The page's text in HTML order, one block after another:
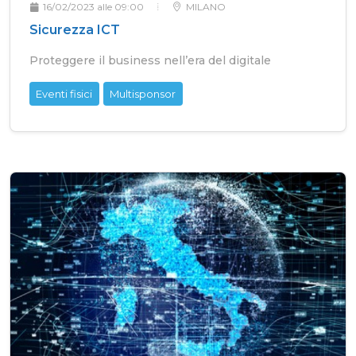
16/02/2023 alle 09:00 MILANO
Sicurezza ICT
Proteggere il business nell’era del digitale
Eventi fisici Multisponsor